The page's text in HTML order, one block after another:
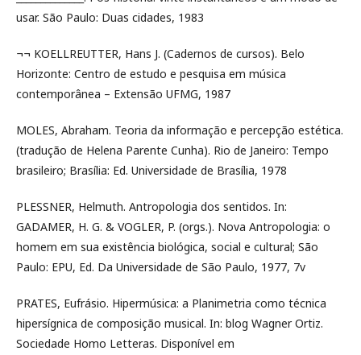
usar. São Paulo: Duas cidades, 1983
¬¬ KOELLREUTTER, Hans J. (Cadernos de cursos). Belo
Horizonte: Centro de estudo e pesquisa em música
contemporânea – Extensão UFMG, 1987
MOLES, Abraham. Teoria da informação e percepção estética.
(tradução de Helena Parente Cunha). Rio de Janeiro: Tempo
brasileiro; Brasília: Ed. Universidade de Brasília, 1978
PLESSNER, Helmuth. Antropologia dos sentidos. In:
GADAMER, H. G. & VOGLER, P. (orgs.). Nova Antropologia: o
homem em sua existência biológica, social e cultural; São
Paulo: EPU, Ed. Da Universidade de São Paulo, 1977, 7v
PRATES, Eufrásio. Hipermúsica: a Planimetria como técnica
hipersígnica de composição musical. In: blog Wagner Ortiz.
Sociedade Homo Letteras. Disponível em